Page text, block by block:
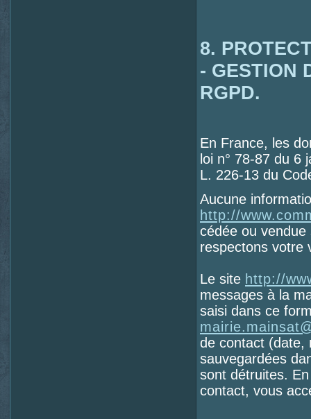
8.
- GESTION
RGPD.
En France, les
loi n° 78-87 du 6
L. 226-13 du
Aucune
http://
cédée ou
respectons votre
Le site http://
messages à la
saisi dans ce
de contact (date,
sauvegardées
sont détruites.
contact, vous